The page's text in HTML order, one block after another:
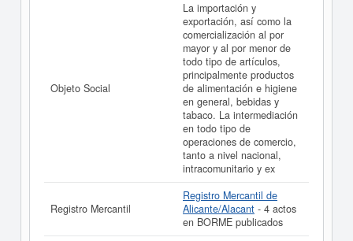
Objeto Social
La importación y
exportación, así como la
comercialización al por
mayor y al por menor de
todo tipo de artículos,
principalmente productos
de alimentación e higiene
en general, bebidas y
tabaco. La intermediación
en todo tipo de
operaciones de comercio,
tanto a nivel nacional,
intracomunitario y ex
Registro Mercantil
Registro Mercantil de
Alicante/Alacant - 4 actos
en BORME publicados